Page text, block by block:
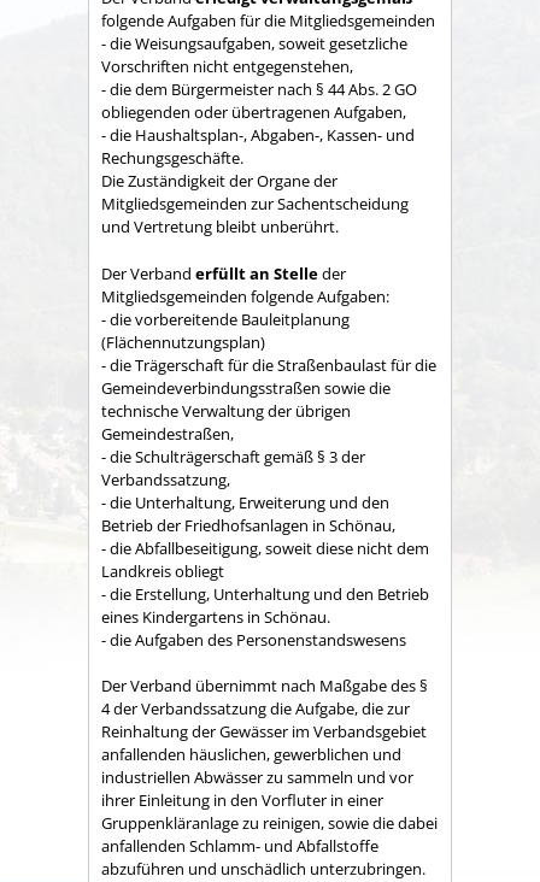
folgende Aufgaben für die Mitgliedsgemeinden
- die Weisungsaufgaben, soweit gesetzliche
Vorschriften nicht entgegenstehen,
- die dem Bürgermeister nach § 44 Abs. 2 GO
obliegenden oder übertragenen Aufgaben,
- die Haushaltsplan-, Abgaben-, Kassen- und
Rechungs­geschäfte.
Die Zuständigkeit der Organe der
Mitgliedsgemeinden zur Sachent­scheidung
und Vertretung bleibt unberührt.
Der Verband erfüllt an Stelleder
Mitgliedsgemeinden folgende Aufgaben:
- die vorbereitende Bauleitplanung
(Flächennutzungsplan)
- die Trägerschaft für die Straßenbaulast für die
Gemeindeverbindungsstraßen sowie die
technische Verwaltung der übrigen
Gemeindestraßen,
- die Schulträgerschaft gemäß § 3 der
Verbandssatzung,
- die Unterhaltung, Erweiterung und den
Betrieb der Friedhofsanlagen in Schönau,
- die Abfallbeseitigung, soweit diese nicht dem
Land­kreis obliegt
- die Erstellung, Unterhaltung und den Betrieb
eines Kindergartens in Schönau.
- die Aufgaben des Personenstandswesens
Der Verband übernimmt nach Maßgabe des §
4 der Verbandssatzung die Aufgabe, die zur
Reinhaltung der Gewässer im Verbandsgebiet
anfallenden häuslichen, gewerblichen und
industriellen Abwässer zu sammeln und vor
ihrer Einleitung in den Vorfluter in einer
Gruppenkläranlage zu reinigen, sowie die dabei
anfallenden Schlamm- und Abfallstoffe
abzuführen und unschädlich unterzubringen.